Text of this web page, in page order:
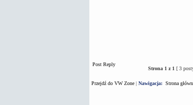
Post Reply
Strona 1 z 1 [ 3
Przejdź do VW Zone| Nawigacja: Strona